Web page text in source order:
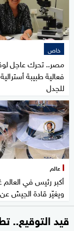
خاص
مصر.. تحرك عاجل
فعالية طبيبة
للجدل
عالم
أكبر رئيس في
ويغيّر قادة الجيش
قيد التوقيع..